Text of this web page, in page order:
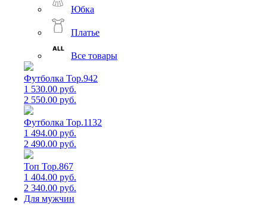
Юбка
Платье
Все товары
Футболка Top.942
1 530.00 руб.
2 550.00 руб.
Футболка Top.1132
1 494.00 руб.
2 490.00 руб.
Топ Top.867
1 404.00 руб.
2 340.00 руб.
Для мужчин